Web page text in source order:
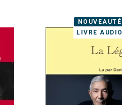
NOUVEAUTÉ
LIVRE AUDIO